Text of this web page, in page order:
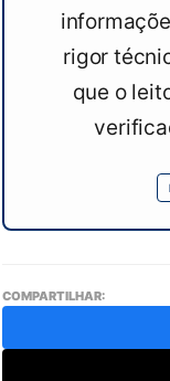
rigor
que o
COMPARTILHAR: